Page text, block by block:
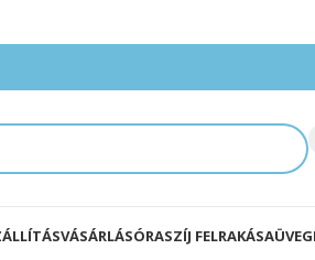
VÁSÁRLÁSÓRASZÍJ FELRAKÁSA